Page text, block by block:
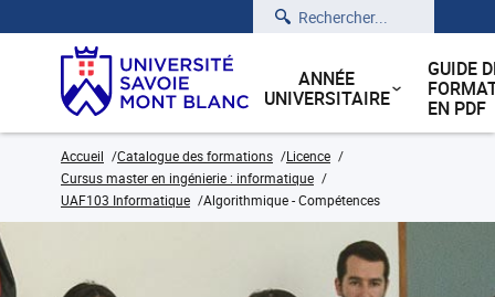
Rechercher
ANNÉE
UNIVERSITAIRE
GUIDE
EN PDF
Accueil Catalogue des formations
Licence
Cursus master en ingénierie : informatique
UAF103 Informatique
Algorithmique - Compétences